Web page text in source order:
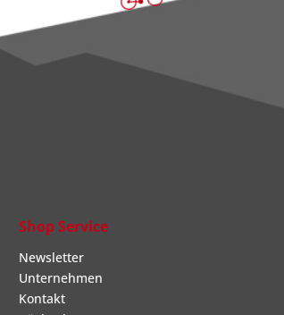
Shop Service
Newsletter
Unternehmen
Kontakt